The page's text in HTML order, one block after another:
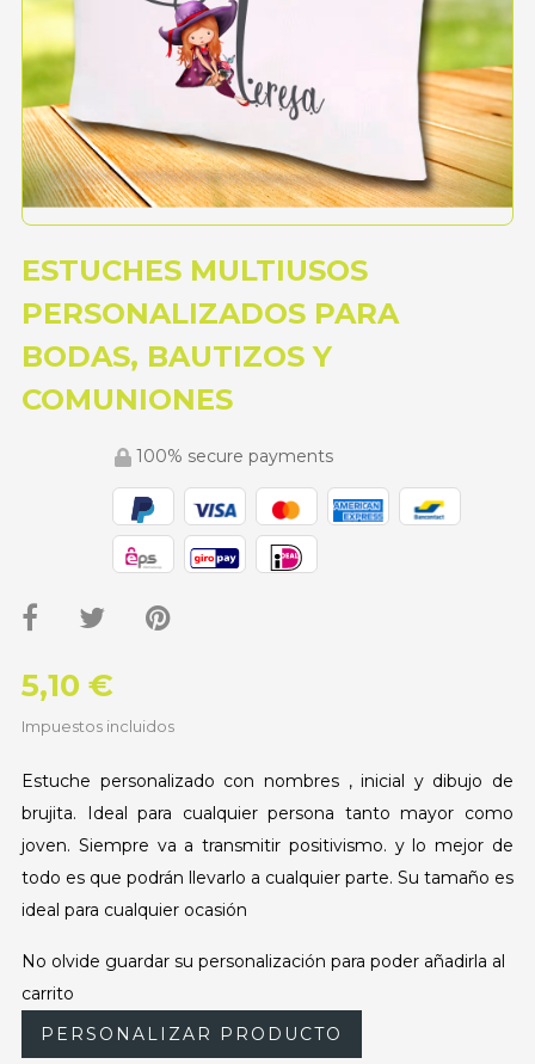
ESTUCHES MULTIUSOS
PERSONALIZADOS PARA
BODAS, BAUTIZOS Y
COMUNIONES
100% secure payments
5,10 €
Impuestos incluidos
Estuche personalizado con nombres , inicial y dibujo de
brujita. Ideal para cualquier persona tanto mayor como
joven. Siempre va a transmitir positivismo. y lo mejor de
todo es que podrán llevarlo a cualquier parte. Su tamaño es
ideal para cualquier ocasión
No olvide guardar su personalización para poder añadirla al
carrito
PERSONALIZAR PRODUCTO